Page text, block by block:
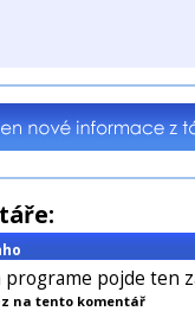
programe pojde ten
na tento komentář